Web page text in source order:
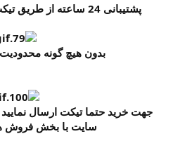
پشتیبانی 24 ساعته از طریق تیکت و چت آنلاین و واتس اپ
بدون هیچ گونه
جهت خرید حتما تیکت ارسال نمایید
سایت با بخش فروش